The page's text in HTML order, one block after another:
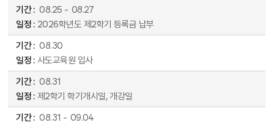
08.25 - 08.27
2026학년도 제2학기 등록금 납부
08.30
사도교육원 입사
08.31
제2학기 학기개시일, 개강일
08.31 - 09.04